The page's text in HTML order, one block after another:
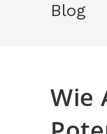
Blog
Wie